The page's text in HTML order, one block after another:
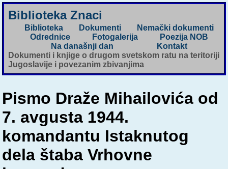
Biblioteka Znaci
Biblioteka Dokumenti
Nemački dokumenti
Odrednice
Fotogalerija
Poezija NOB
Na današnji dan
Kontakt
Dokumenti i knjige o drugom svetskom ratu na teritoriji
Jugoslavije i povezanim zbivanjima
Pismo Draže Mihailovića od
7. avgusta 1944.
komandantu Istaknutog
dela štaba Vrhovne